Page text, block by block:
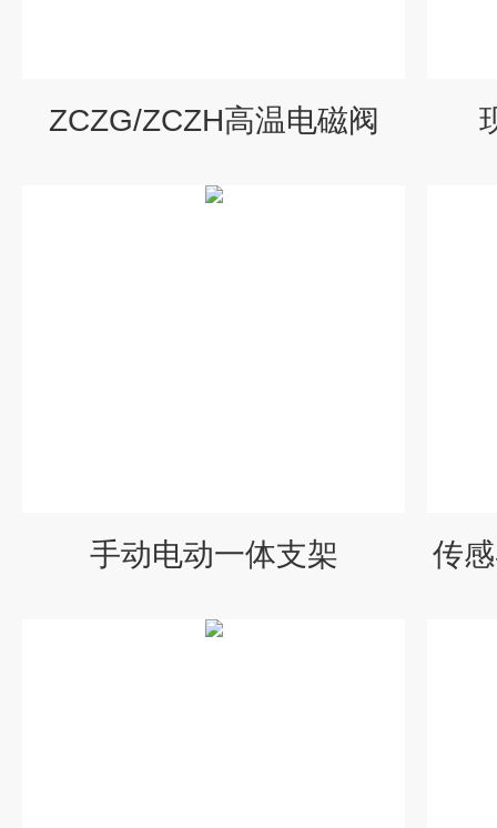
ZCZG/ZCZH高温电磁阀
手动电动一体支架 传